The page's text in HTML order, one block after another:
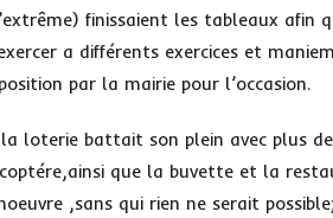
finissaient les tableaux afin
a différents exercices et
par la mairie pour l’occasion.
la loterie battait son plein avec plus
que la buvette et la
,sans qui rien ne serait